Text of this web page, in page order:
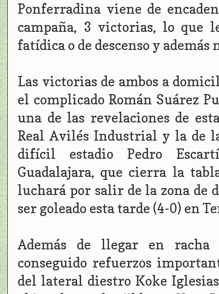
Ponferradina viene de
campaña, 3 victorias, lo que
fatídica o de descenso y
Las victorias de ambos a
el complicado Román Suárez
una de las revelaciones de
Real Avilés Industrial y la de
difícil estadio Pedro
Guadalajara, que cierra la
luchará por salir de la zona de
ser goleado esta tarde (4-0) en
Además de llegar en
conseguido refuerzos
del lateral diestro Koke